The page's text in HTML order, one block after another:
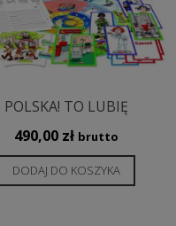
POLSKA! TO LUBIĘ
490,00 zł brutto
DODAJ DO KOSZYKA